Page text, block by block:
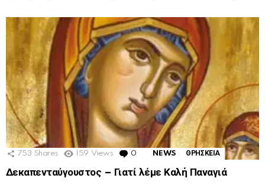
753 Shares 159 Views 0 Comments
NEWS ΘΡΗΣΚΕΙΑ
Δεκαπενταύγουστος – Γιατί λέμε Καλή Παναγιά